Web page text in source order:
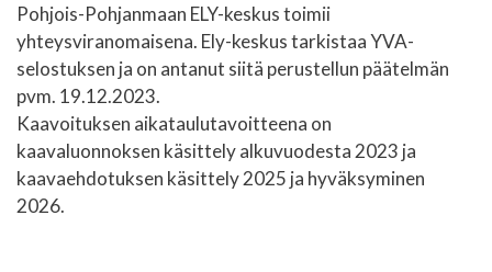
Pohjois-Pohjanmaan ELY-keskus toimii
yhteysviranomaisena. Ely-keskus tarkistaa YVA-
selostuksen ja on antanut siitä perustellun päätelmän
pvm. 19.12.2023.
Kaavoituksen aikataulutavoitteena on
kaavaluonnoksen käsittely alkuvuodesta 2023 ja
kaavaehdotuksen käsittely 2025 ja hyväksyminen
2026.